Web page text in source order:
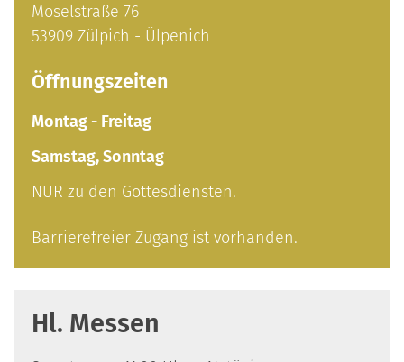
Moselstraße 76
53909 Zülpich - Ülpenich
Öffnungszeiten
Montag- Freitag
Samstag,Sonntag
NUR zu den Gottesdiensten.
Barrierefreier Zugang ist vorhanden.
Hl. Messen